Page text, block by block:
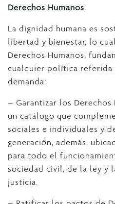
Derechos Humanos
La dignidad humana es
libertad y bienestar, lo
Derechos Humanos,
cualquier política referida
demanda:
– Garantizar los
un catálogo que
sociales e individuales y
generación, además,
para todo el
sociedad civil, de la ley y
justicia.